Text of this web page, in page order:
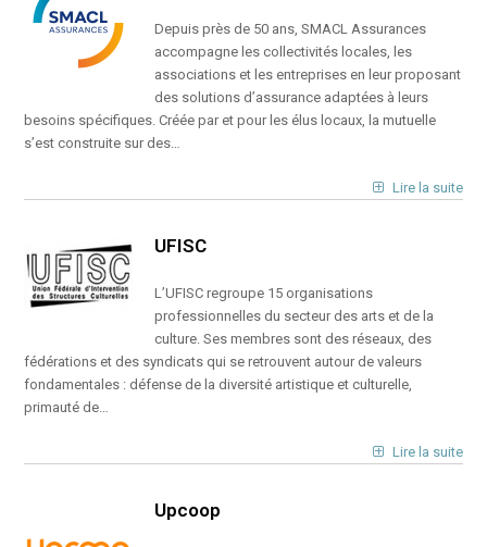
Depuis près de 50 ans, SMACL Assurances
accompagne les collectivités locales, les
associations et les entreprises en leur proposant
des solutions d’assurance adaptées à leurs
besoins spécifiques. Créée par et pour les élus locaux, la mutuelle
s’est construite sur des…
Lire la suite
UFISC
L’UFISC regroupe 15 organisations
professionnelles du secteur des arts et de la
culture. Ses membres sont des réseaux, des
fédérations et des syndicats qui se retrouvent autour de valeurs
fondamentales : défense de la diversité artistique et culturelle,
primauté de…
Lire la suite
Upcoop